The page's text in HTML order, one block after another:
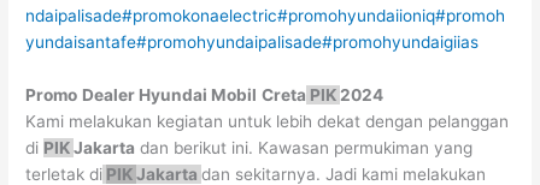
ndaipalisade#promokonaelectric#promohyundaiioniq#promoh
yundaisantafe#promohyundaipalisade#promohyundaigiias
Promo Dealer Hyundai Mobil Creta PIK 2024
Kami melakukan kegiatan untuk lebih dekat dengan pelanggan
di PIKJakarta dan berikut ini. Kawasan permukiman yang
terletak di PIKJakarta dan sekitarnya. Jadi kami melakukan